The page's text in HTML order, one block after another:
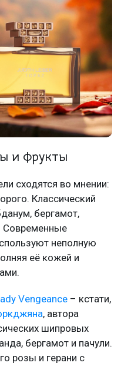
и фрукты
сходятся во мнении:
Классический
бергамот,
Современные
неполную
её кожей и
Vengeance – кстати,
, автора
шипровых
бергамот и пачули.
розы и герани с